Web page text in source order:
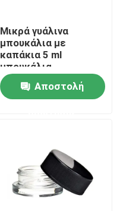
Μικρά γυάλινα
μπουκάλια με
καπάκια 5 ml
μπουκάλια
συγκέντρωσης
Αποστολή